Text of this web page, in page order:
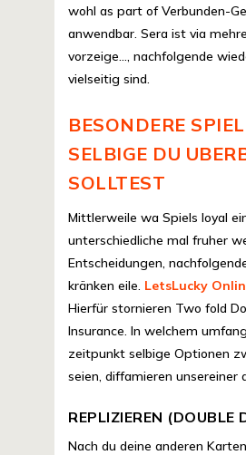
wohl as part of Verbunden-
anwendbar. Sera ist via
vorzeige…, nachfolgende
vielseitig sind.
BESONDERE
SELBIGE DU
SOLLTEST
Mittlerweile wa Spiels loyal
unterschiedliche mal fruher
Entscheidungen,
kränken eile. LetsLucky
Hierfür stornieren Two fold
Insurance. In welchem
zeitpunkt selbige Optionen
seien, diffamieren unsereiner
REPLIZIEREN (DOUBLE
Nach du deine anderen